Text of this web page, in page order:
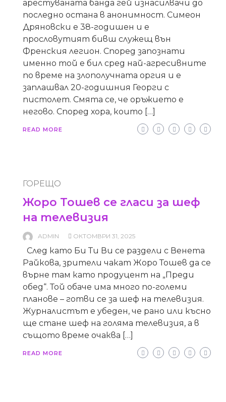
арестуваната банда гей изнасилвачи до
последно остана в анонимност. Симеон
Дряновски е 38-годишен и е
прословутият бивш служещ вън
Френския легион. Според запознати
именно той е бил сред най-агресивните
по време на злополучната оргия и е
заплашвал 20-годишния Георги с
пистолет. Смята се, че оръжието е
негово. Според хора, които […]
READ MORE
ГОРЕЩО
Жоро Тошев се гласи за шеф
на телевизия
ADMIN ОКТОМВРИ 31, 2025
След като Би Ти Ви се раздели с Венета
Райкова, зрители чакат Жоро Тошев да се
върне там като продуцент на „Преди
обед“. Той обаче има много по-големи
планове – готви се за шеф на телевизия.
Журналистът е убеден, че рано или късно
ще стане шеф на голяма телевизия, а в
същото време очаква […]
READ MORE